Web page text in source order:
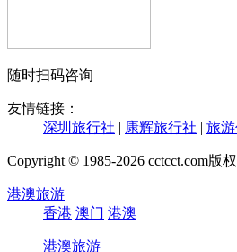
随时扫码咨询
友情链接：
深圳旅行社 | 康辉旅行社 | 旅
Copyright © 1985-2026 cctcct.com版
港澳旅游
香港 澳门 港澳
港澳旅游